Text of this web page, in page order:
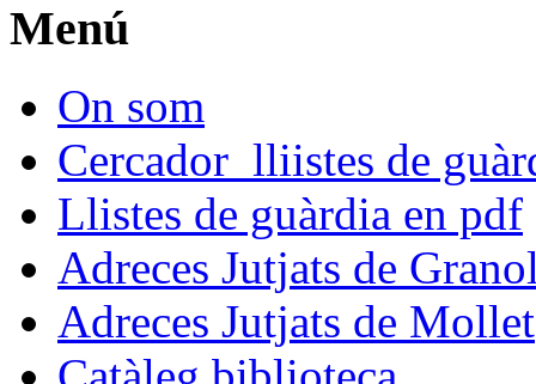
Menú
On som
Cercador lliistes de
Llistes de guàrdia en pdf
Adreces Jutjats de
Adreces Jutjats de Mollet